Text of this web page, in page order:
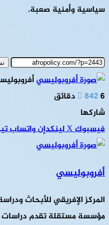
سياسية وأمنية صعبة.
8426 دقائق
شاركها
فيسبوك‫Xلينكدإنواتساب
أفروبوليسي
المركز الإفريقي للأبحاث
مؤسسة مستقلة تقدم دراسات